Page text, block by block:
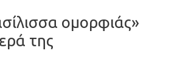
ομορφιάς»
της